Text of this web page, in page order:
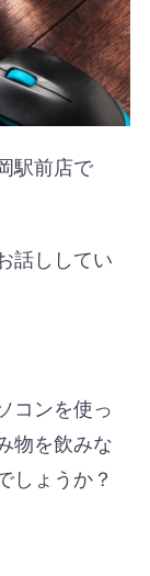
駅前店で
話ししてい
コンを使っ
物を飲みな
しょうか？